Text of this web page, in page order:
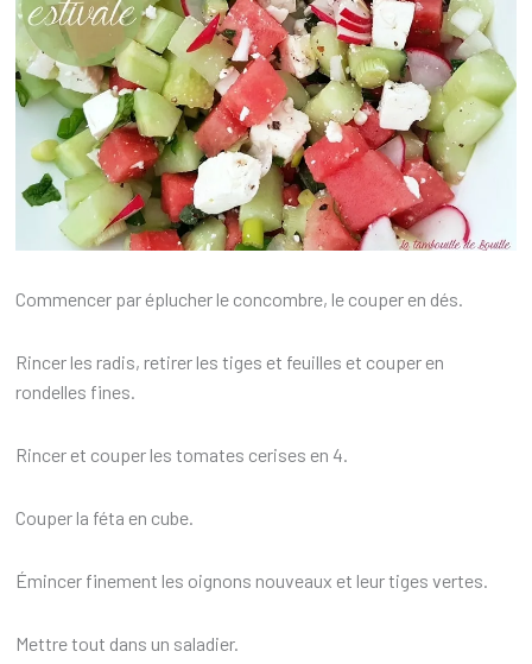
Commencer par éplucher le concombre, le couper en dés.
Rincer les radis, retirer les tiges et feuilles et couper en
rondelles fines.
Rincer et couper les tomates cerises en 4.
Couper la féta en cube.
Émincer finement les oignons nouveaux et leur tiges vertes.
Mettre tout dans un saladier.